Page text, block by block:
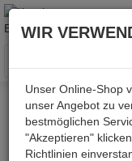
Menü
Weiter einkaufen
F3451-12
WIR
Unser Online-Shop
unser Angebot zu
bestmöglichen
"Akzeptieren"
Richtlinien